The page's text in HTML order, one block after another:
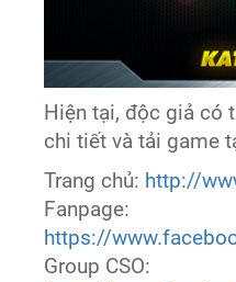
Hiện tại, độc giả có
chi tiết và tải game
Trang chủ: http://
Fanpage:
https://
Group CSO: